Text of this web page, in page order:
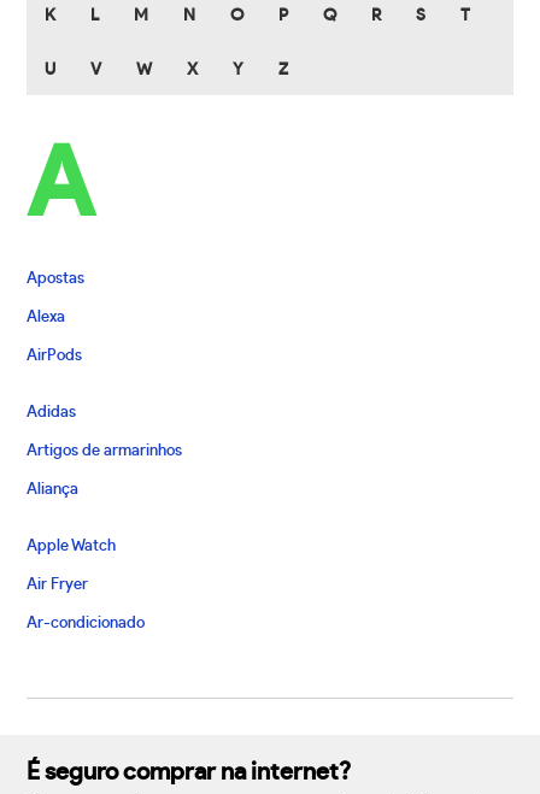
K L M N O P Q R S T
U V W X Y Z
A
Apostas
Alexa
AirPods
Adidas
Artigos de armarinhos
Aliança
Apple Watch
Air Fryer
Ar-condicionado
É seguro comprar na internet?